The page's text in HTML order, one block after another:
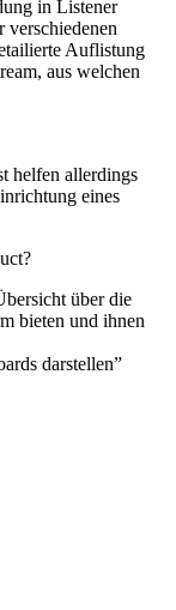
in Listener
verschiedenen
Auflistung
aus welchen
helfen allerdings
eines
über die
bieten und ihnen
darstellen”